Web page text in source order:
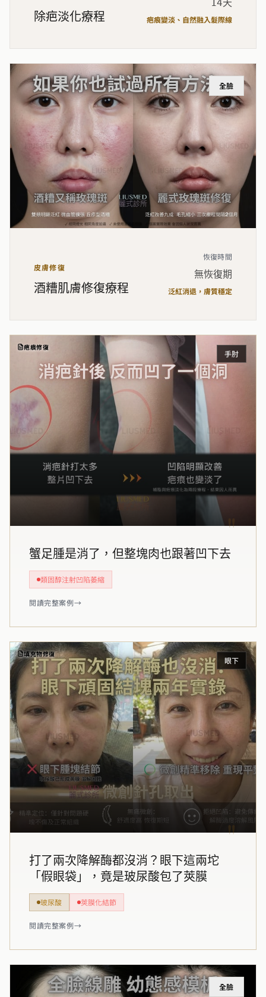
除疤淡化療程
14天
疤痕變淡、自然融入髮際線
全臉
皮膚修復
酒糟肌膚修復療程
恢復時間
無恢復期
泛紅消退，膚質穩定
疤痕修復
手肘
"
蟹足腫是消了，但整塊肉也跟著凹下去
類固醇注射凹陷萎縮
閱讀完整案例→
填充物修復
眼下
"
打了兩次降解酶都沒消？眼下這兩坨
「假眼袋」，竟是玻尿酸包了莢膜
玻尿酸 莢膜化結節
閱讀完整案例→
全臉